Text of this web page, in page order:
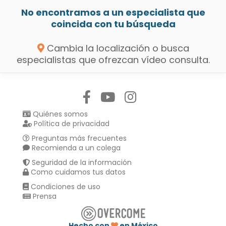
No encontramos a un especialista que
coincida con tu búsqueda
Cambia la localización o busca
especialistas que ofrezcan vídeo consulta.
Quiénes somos
Política de privacidad
Preguntas más frecuentes
Recomienda a un colega
Seguridad de la información
Como cuidamos tus datos
Condiciones de uso
Prensa